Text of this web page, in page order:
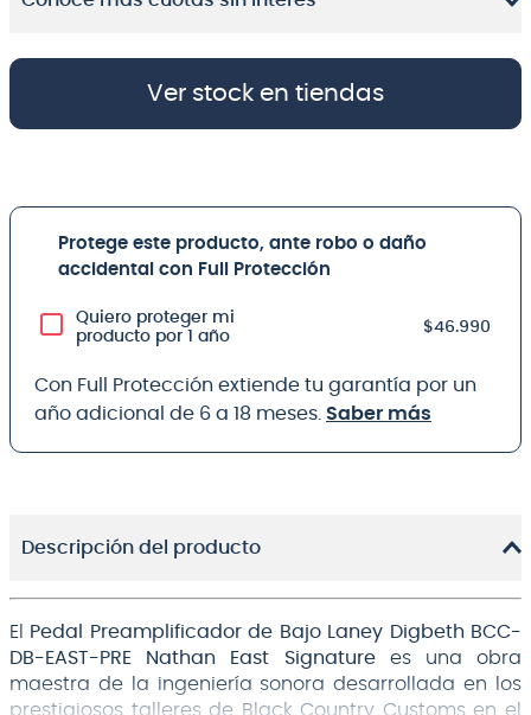
Ver stock en tiendas
Protege este producto, ante robo o daño
accidental con Full Protección
Quiero proteger mi
producto por 1 año
$46.990
Con Full Protección extiende tu garantía por un
año adicional de 6 a 18 meses. Saber más
Descripción del producto
El Pedal Preamplificador de Bajo Laney Digbeth BCC-
DB-EAST-PRE Nathan East Signaturees una obra
maestra de la ingeniería sonora desarrollada en los
prestigiosos talleres de Black Country Customs en el